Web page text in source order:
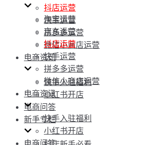
抖店运营
快手运营
拼多多运营
微信小商店运营
电商资讯
快手入驻福利
小红书开店
电商问答
新手专栏
淘宝运营
京东运营
抖店运营
快手运营
拼多多运营
微信小商店运营
电商资讯
快手入驻福利
小红书开店
电商问答